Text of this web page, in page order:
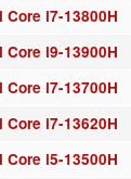
Core i7-13800H
Core i9-13900H
Core i7-13700H
Core i7-13620H
Core i5-13500H